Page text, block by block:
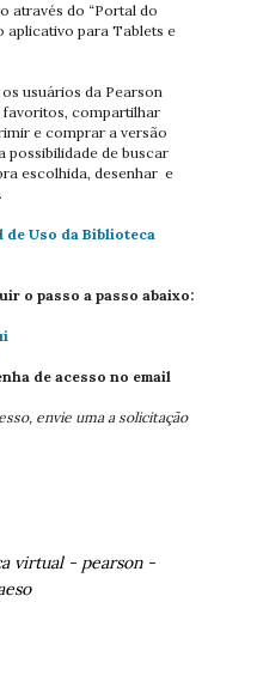
através do “Portal do
aplicativo para Tablets e
usuários da Pearson
favoritos, compartilhar
e comprar a versão
possibilidade de buscar
escolhida, desenhar e
de Uso da Biblioteca
o passo a passo abaixo:
de acesso no email
envie uma a solicitação
virtual- pearson-